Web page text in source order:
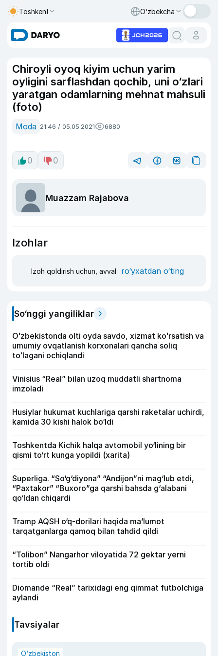
Toshkent O‘zbekcha
Chiroyli oyoq kiyim uchun yarim
oyligini sarflashdan qochib, uni o‘zlari
yaratgan odamlarning mehnat mahsuli
(foto)
Moda 21:46 / 05.05.2021 6880
0 0
Muazzam Rajabova
Izohlar
Izoh qoldirish uchun, avval ro‘yxatdan o‘ting
So‘nggi yangiliklar
Oʻzbekistonda olti oyda savdo, xizmat koʻrsatish va
umumiy ovqatlanish korxonalari qancha soliq
toʻlagani ochiqlandi
Vinisius “Real” bilan uzoq muddatli shartnoma
imzoladi
Husiylar hukumat kuchlariga qarshi raketalar uchirdi,
kamida 30 kishi halok bo‘ldi
Toshkentda Kichik halqa avtomobil yo‘lining bir
qismi to‘rt kunga yopildi (xarita)
Superliga. “So‘g‘diyona” “Andijon”ni mag‘lub etdi,
“Paxtakor” “Buxoro”ga qarshi bahsda g‘alabani
qo‘ldan chiqardi
Tramp AQSH o‘q-dorilari haqida ma’lumot
tarqatganlarga qamoq bilan tahdid qildi
“Tolibon” Nangarhor viloyatida 72 gektar yerni
tortib oldi
Diomande “Real” tarixidagi eng qimmat futbolchiga
aylandi
Tavsiyalar
O‘zbekiston